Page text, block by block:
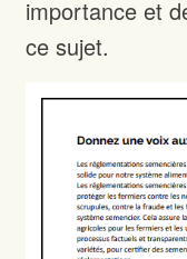
importance et
ce sujet.